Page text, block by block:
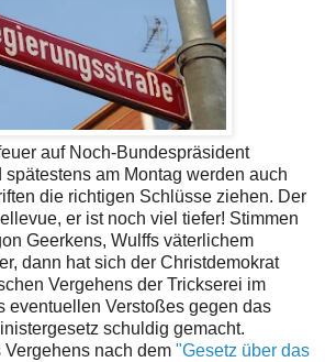
auf Noch-Bundespräsident
am Montag werden auch
die richtigen Schlüsse ziehen. Der
er ist noch viel tiefer! Stimmen
Geerkens, Wulffs väterlichem
dann hat sich der Christdemokrat
Vergehens der Trickserei im
eventuellen Verstoßes gegen das
schuldig gemacht.
nach dem "Gesetz über das